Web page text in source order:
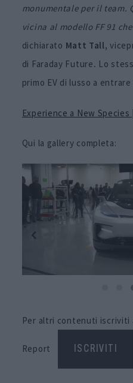
monumentale per il team.
vicina al modello FF 91
dichiarato Matt Tall,
di Faraday Future. Lo
primo EV di lusso a
Experience a New
Qui la gallery completa:
Per altri contenuti iscriviti
Report ISCRIVITI